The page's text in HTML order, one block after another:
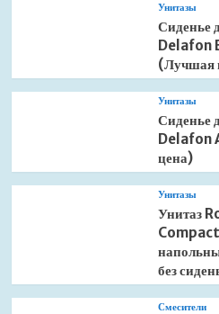
Унитазы
Сиденье
Delafon
(Лучшая
Унитазы
Сиденье
Delafon
цена)
Унитазы
Унитаз
без
Смесители